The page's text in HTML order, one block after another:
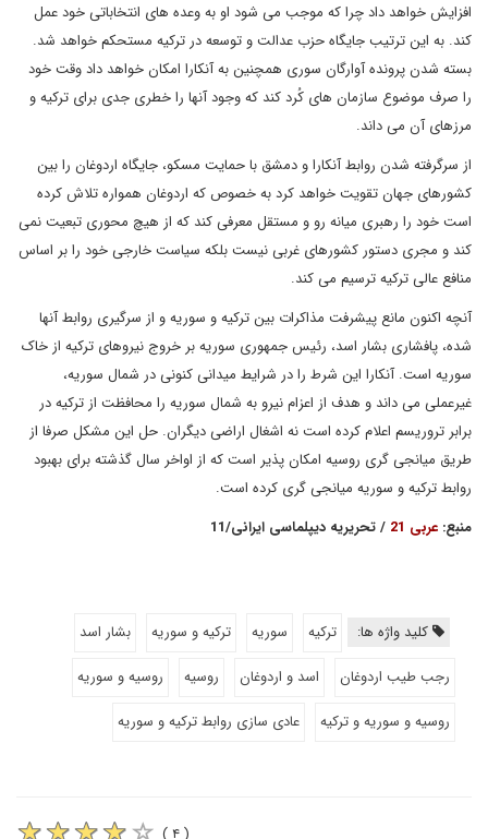
افزایش خواهد داد چرا که موجب می شود او به وعده های انتخاباتی خود عمل
کند. به این ترتیب جایگاه حزب عدالت و توسعه در ترکیه مستحکم خواهد شد.
بسته شدن پرونده آوارگان سوری همچنین به آنکارا امکان خواهد داد وقت خود
را صرف موضوع سازمان های کُرد کند که وجود آنها را خطری جدی برای ترکیه و
مرزهای آن می داند.
از سرگرفته شدن روابط آنکارا و دمشق با حمایت مسکو، جایگاه اردوغان را بین
کشورهای جهان تقویت خواهد کرد به خصوص که اردوغان همواره تلاش کرده
است خود را رهبری میانه رو و مستقل معرفی کند که از هیچ محوری تبعیت نمی
کند و مجری دستور کشورهای غربی نیست بلکه سیاست خارجی خود را بر اساس
منافع عالی ترکیه ترسیم می کند.
آنچه اکنون مانع پیشرفت مذاکرات بین ترکیه و سوریه و از سرگیری روابط آنها
شده، پافشاری بشار اسد، رئیس جمهوری سوریه بر خروج نیروهای ترکیه از خاک
سوریه است. آنکارا این شرط را در شرایط میدانی کنونی در شمال سوریه،
غیرعملی می داند و هدف از اعزام نیرو به شمال سوریه را محافظت از ترکیه در
برابر تروریسم اعلام کرده است نه اشغال اراضی دیگران. حل این مشکل صرفا از
طریق میانجی گری روسیه امکان پذیر است که از اواخر سال گذشته برای بهبود
روابط ترکیه و سوریه میانجی گری کرده است.
منبع: عربی 21 / تحریریه دیپلماسی ایرانی/11
کلید واژه ها: ترکیه سوریه ترکیه و سوریه
بشار اسد
رجب طیب اردوغان
اسد و اردوغان روسیه
روسیه و سوریه
روسیه و سوریه و ترکیه
عادی سازی روابط ترکیه و سوریه